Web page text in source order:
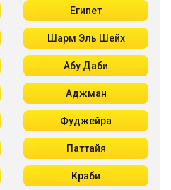
Египет
Шарм Эль Шейх
Абу Даби
Аджман
Фуджейра
Паттайя
Краби